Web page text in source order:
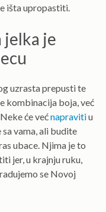
išta upropastiti.
jelka je
uzrasta prepusti te
kombinacija boja, već
će većnapravitiu
vama, ali budite
ubace. Njima je to
jer, u krajnju ruku,
se Novoj